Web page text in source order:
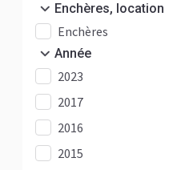
Enchères, location
Enchères
Année
2023
2017
2016
2015